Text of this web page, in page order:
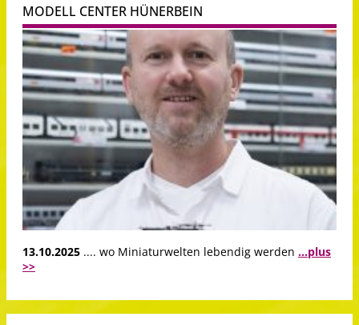
MODELL CENTER HÜNERBEIN
13.10.2025 .... wo Miniaturwelten lebendig werden ...plus
>>